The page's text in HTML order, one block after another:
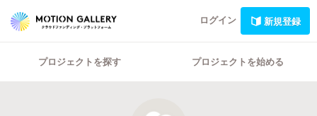
ログイン 新規登録
プロジェクトを探す プロジェクトを始める